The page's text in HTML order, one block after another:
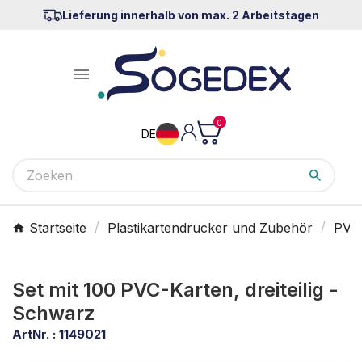
Lieferung innerhalb von max. 2 Arbeitstagen

DE
0
Startseite Plastikartendrucker und Zubehör
Set mit 100 PVC-Karten, dreiteilig -
Schwarz
ArtNr. : 1149021